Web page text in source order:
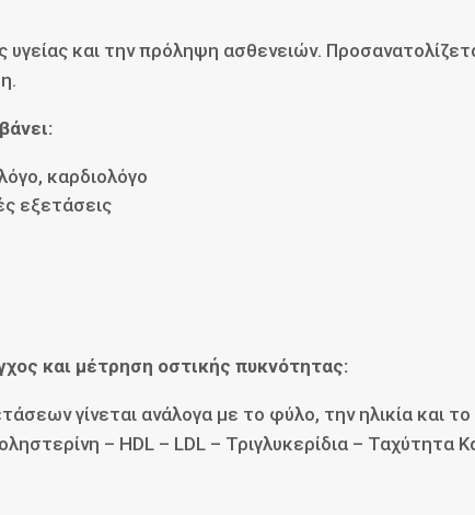
υγείας και την πρόληψη ασθενειών.
καρδιολόγο
εξετάσεις
και μέτρηση οστικής πυκνότητας:
γίνεται ανάλογα με το φύλο, την ηλικία και το
– HDL – LDL – Τριγλυκερίδια – Ταχύτητα